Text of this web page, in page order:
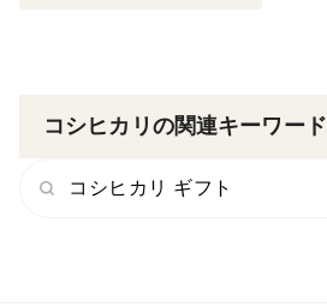
コシヒカリの関連キーワード
コシヒカリ ギフト